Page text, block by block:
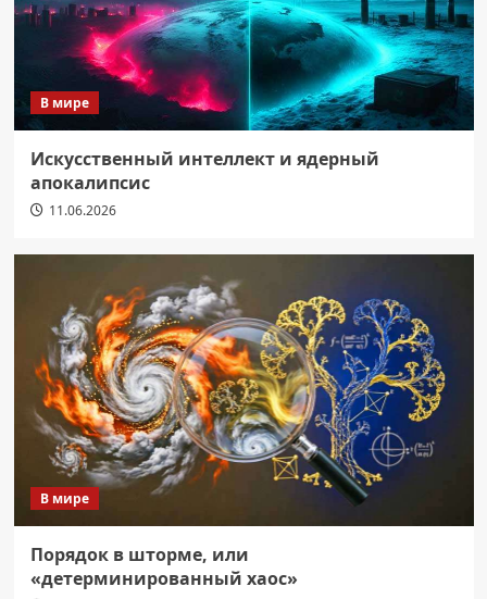
В мире
Искусственный интеллект и ядерный
апокалипсис
11.06.2026
В мире
Порядок в шторме, или
«детерминированный хаос»